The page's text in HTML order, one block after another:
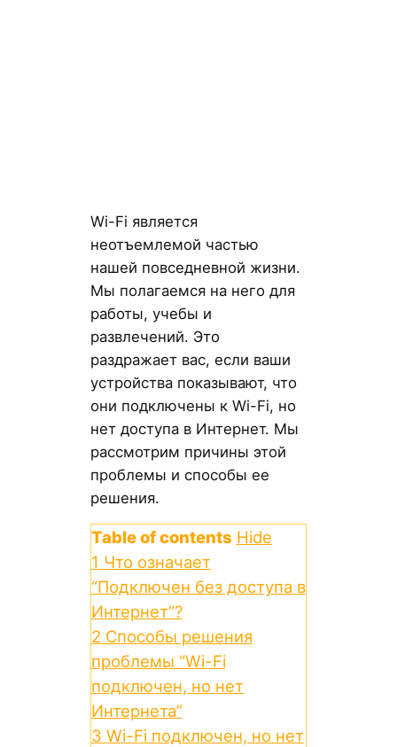
Wi-Fi является
неотъемлемой частью
нашей повседневной жизни.
Мы полагаемся на него для
работы, учебы и
развлечений. Это
раздражает вас, если ваши
устройства показывают, что
они подключены к Wi-Fi, но
нет доступа в Интернет. Мы
рассмотрим причины этой
проблемы и способы ее
решения.
Table of contents Hide
1 Что означает
“Подключен без доступа в
Интернет”?
2 Способы решения
проблемы “Wi-Fi
подключен, но нет
Интернета”
3 Wi-Fi подключен, но нет